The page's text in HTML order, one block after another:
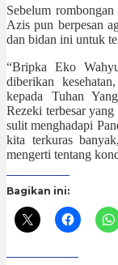
Sebelum
Azis pun berpesan
dan bidan ini untuk
“Bripka Eko
diberikan
kepada Tuhan
Rezeki terbesar
sulit menghadapi
kita terkuras
mengerti tentang
Bagikan ini: